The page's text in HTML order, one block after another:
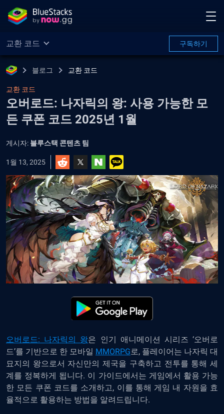
교환 코드 구독하기
블로그 교환 코드
교환 코드
오버로드: 나자릭의 왕: 사용 가능한 모
든 쿠폰 코드 2025년 1월
게시자: 블루스택 콘텐츠 팀
1월 13, 2025
오버로드: 나자릭의 왕은 인기 애니메이션 시리즈 ‘오버로
드’를 기반으로 한 모바일 MMORPG로, 플레이어는 나자릭 대
묘지의 왕으로서 자신만의 제국을 구축하고 전투를 통해 세
계를 정복하게 됩니다. 이 가이드에서는 게임에서 활용 가능
한 모든 쿠폰 코드를 소개하고, 이를 통해 게임 내 자원을 효
율적으로 활용하는 방법을 알려드립니다.